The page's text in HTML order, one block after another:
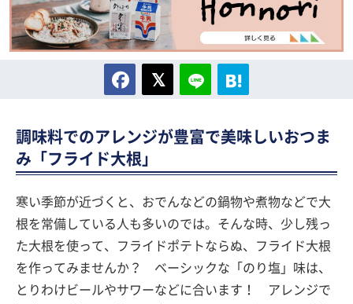
調味料でのアレンジが豊富で美味しいおつま
み「フライド大根」
寒い季節が近づくと、おでんなどの鍋物や煮物などで大
根を常備している人も多いのでは。そんな時、少し残っ
た大根を使って、フライドポテトならぬ、フライド大根
を作ってみませんか？ ベーシックな「のり塩」味は、
とりわけビールやサワーなどに合います！ アレンジで